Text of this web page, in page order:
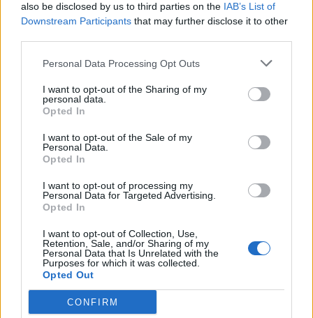
also be disclosed by us to third parties on the IAB’s List of
Downstream Participants that may further disclose it to other
Personal Data Processing Opt Outs
I want to opt-out of the Sharing of my
personal data.
Opted In
I want to opt-out of the Sale of my
Personal Data.
Opted In
I want to opt-out of processing my
Personal Data for Targeted Advertising.
Opted In
I want to opt-out of Collection, Use,
Retention, Sale, and/or Sharing of my
Personal Data that Is Unrelated with the
Purposes for which it was collected.
Opted Out
CONFIRM
1) Uvaríme si kuracie mäso, ktoré sme nakrájali na
2) Vajcia si uvaríme na tvrdo, necháme vychladiť a
pokrájame na kocky.
3) Mrkvu si nastrúhame na strúhadle na hrubšie kúsky.
4) Uhorky zbavíme šupky a nakrájame na kocky, ale
môžeme tiež nastrúhať. Záleží na Vás.
5) Nastrúhame si tiež tvrdý sýr.Všetko zmiešame v mise
spolu s majonézou.
Zdieľajte tento jednoduchý recept na báječný šalát s
kuracím mäsom aj s vašimi priateľmi! Určite si na ňom